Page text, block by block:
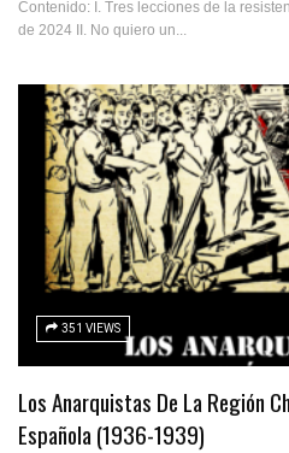
Contenido: I. Tres lecciones de la
de 2024 II. No quiero un...
351 VIEWS
Los Anarquistas De La Región
Española (1936-1939)